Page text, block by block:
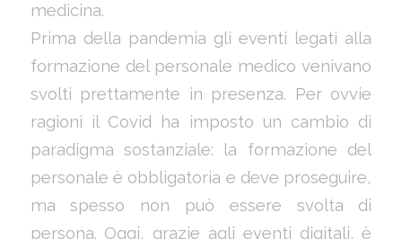
medicina.
Prima della pandemia gli eventi legati alla
formazione del personale medico venivano
svolti prettamente in presenza. Per ovvie
ragioni il Covid ha imposto un cambio di
paradigma sostanziale: la formazione del
personale è obbligatoria e deve proseguire,
ma spesso non può essere svolta di
persona. Oggi, grazie agli eventi digitali, è